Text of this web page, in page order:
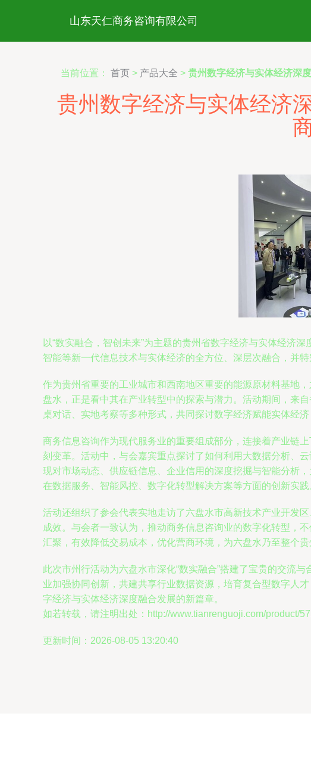
山东天仁商务咨询有限公司
当前位置： 首页 > 产品大全 > 贵州数字经济与实体经济深
贵州数字经济与实体经济
以“数实融合，智创未来”为主题的贵州省数字经济与实体经济
智能等新一代信息技术与实体经济的全方位、深层次融合，并
作为贵州省重要的工业城市和西南地区重要的能源原材料基地
盘水，正是看中其在产业转型中的探索与潜力。活动期间，来
桌对话、实地考察等多种形式，共同探讨数字经济赋能实体经
商务信息咨询作为现代服务业的重要组成部分，连接着产业链
刻变革。活动中，与会嘉宾重点探讨了如何利用大数据分析、
现对市场动态、供应链信息、企业信用的深度挖掘与智能分析
在数据服务、智能风控、数字化转型解决方案等方面的创新实践
活动还组织了参会代表实地走访了六盘水市高新技术产业开发
成效。与会者一致认为，推动商务信息咨询业的数字化转型，
汇聚，有效降低交易成本，优化营商环境，为六盘水乃至整个
此次市州行活动为六盘水市深化“数实融合”搭建了宝贵的交流
业加强协同创新，共建共享行业数据资源，培育复合型数字人
字经济与实体经济深度融合发展的新篇章。
如若转载，请注明出处：http://www.tianrenguoji.com/product/
更新时间：2026-08-05 13:20:40